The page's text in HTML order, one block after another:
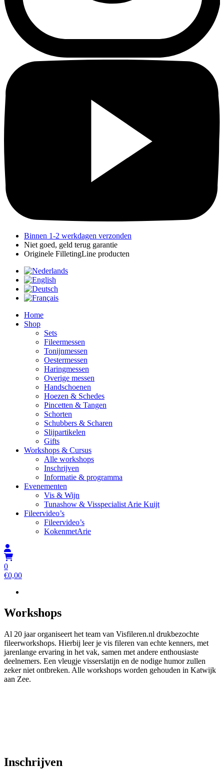
Binnen 1-2 werkdagen verzonden
Niet goed, geld terug garantie
Originele FilletingLine producten
Home
Shop
Sets
Fileermessen
Tonijnmessen
Oestermessen
Haringmessen
Overige messen
Handschoenen
Hoezen & Schedes
Pincetten & Tangen
Schorten
Schubbers & Scharen
Slijpartikelen
Gifts
Workshops & Cursus
Alle workshops
Inschrijven
Informatie & programma
Evenementen
Vis & Wijn
Tunashow & Visspecialist Arie Kuijt
Fileervideo’s
Fileervideo’s
KokenmetArie
0
€0,00
Workshops
Al 20 jaar organiseert het team van Visfileren.nl drukbezochte
fileerworkshops. Hierbij leer je vis fileren van echte kenners, met
jarenlange ervaring in het vak, samen met andere enthousiaste
deelnemers. Een vleugje visserslatijn en de nodige humor zullen
zeker niet ontbreken. Alle workshops worden gehouden in Katwijk
aan Zee.
Inschrijven